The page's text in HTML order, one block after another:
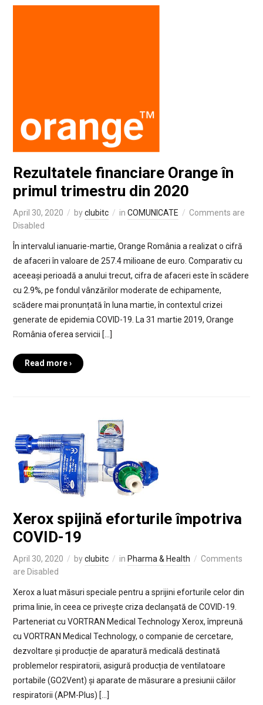
Rezultatele financiare Orange în
primul trimestru din 2020
April 30, 2020 byclubitc in COMUNICATE
Comments are
Disabled
În intervalul ianuarie-martie, Orange România a realizat o cifră
de afaceri în valoare de 257.4 milioane de euro. Comparativ cu
aceeași perioadă a anului trecut, cifra de afaceri este în scădere
cu 2.9%, pe fondul vânzărilor moderate de echipamente,
scădere mai pronunțată în luna martie, în contextul crizei
generate de epidemia COVID-19. La 31 martie 2019, Orange
România oferea servicii […]
Read more ›
Xerox spijină eforturile împotriva
COVID-19
April 30, 2020 byclubitc in Pharma & Health
Comments
are Disabled
Xerox a luat măsuri speciale pentru a sprijini eforturile celor din
prima linie, în ceea ce privește criza declanșată de COVID-19.
Parteneriat cu VORTRAN Medical Technology Xerox, împreună
cu VORTRAN Medical Technology, o companie de cercetare,
dezvoltare și producție de aparatură medicală destinată
problemelor respiratorii, asigură producția de ventilatoare
portabile (GO2Vent) și aparate de măsurare a presiunii căilor
respiratorii (APM-Plus) […]